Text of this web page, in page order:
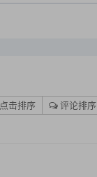
点击排序 评论排序